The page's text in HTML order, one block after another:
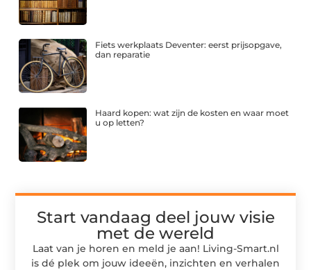
Fiets werkplaats Deventer: eerst prijsopgave,
dan reparatie
Haard kopen: wat zijn de kosten en waar moet
u op letten?
Start vandaag deel jouw visie
met de wereld
Laat van je horen en meld je aan! Living-Smart.nl
is dé plek om jouw ideeën, inzichten en verhalen